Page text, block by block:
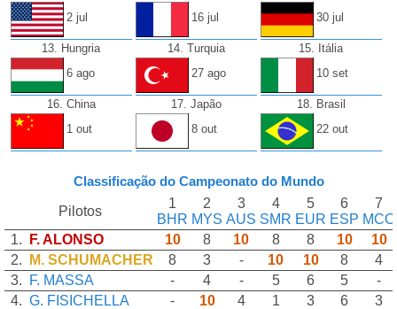
2 jul
16 jul
30 jul
13. Hungria
6 ago
14. Turquia
27 ago
15. Itália
10 set
16. China
1 out
17. Japão
8 out
18. Brasil
22 out
Classificação do Campeonato do Mundo
Pilotos
1
BHR
2
MYS
3
AUS
4
SMR
5
EUR
6
ESP
7
MCO
1.
F. ALONSO 10 8 10 8 8 10
10
2.
M. SCHUMACHER 8 3 - 10 10 8
4
3.
F. MASSA - 4 - 5 6 5
-
4. G. FISICHELLA - 10 4 1 3 6
3